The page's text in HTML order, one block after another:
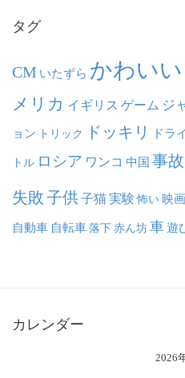
タグ
CM いたずら かわいい
メリカ イギリス ゲーム ジ
ョン トリック ドッキリ ドラ
トル ロシア ワンコ 中国 事故
失敗子供子猫実験 怖い映画
自動車 自転車落下赤ん坊車遊
カレンダー
2026